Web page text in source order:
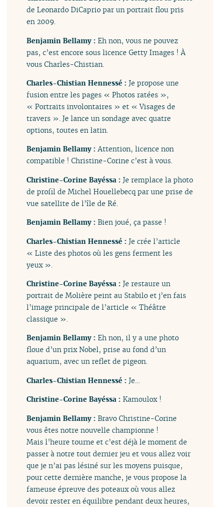
de Leonardo DiCaprio par un portrait flou pris
en 2009.
Benjamin Bellamy :Eh non, vous ne pouvez
pas, c’est encore sous licence Getty Images ! À
vous Charles-Chistian.
Charles-Chistian Hennessé :Je propose une
fusion entre les pages « Photos ratées »,
« Portraits involontaires » et « Visages de
travers ». Je lance un sondage avec quatre
options, toutes en latin.
Benjamin Bellamy :Attention, licence non
compatible ! Christine-Corine c’est à vous.
Christine-Corine Bayéssa :Je remplace la photo
de profil de Michel Houellebecq par une prise de
vue satellite de l’île de Ré.
Benjamin Bellamy :Bien joué, ça passe !
Charles-Chistian Hennessé :Je crée l’article
« Liste des photos où les gens ferment les
yeux ».
Christine-Corine Bayéssa :Je restaure un
portrait de Molière peint au Stabilo et j’en fais
l’image principale de l’article « Théâtre
classique ».
Benjamin Bellamy :Eh non, il y a une photo
floue d’un prix Nobel, prise au fond d’un
aquarium, avec un reflet de pigeon.
Charles-Chistian Hennessé :Je…
Christine-Corine Bayéssa :Kamoulox !
Benjamin Bellamy :Bravo Christine-Corine
vous êtes notre nouvelle championne !
Mais l’heure tourne et c’est déjà le moment de
passer à notre tout dernier jeu et vous allez voir
que je n’ai pas lésiné sur les moyens puisque,
pour cette dernière manche, je vous propose la
fameuse épreuve des poteaux où vous allez
devoir rester en équilibre pendant deux heures,